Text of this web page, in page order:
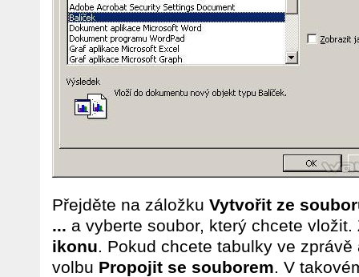
Přejděte na záložku Vytvořit ze
... a vyberte soubor, který chcete
ikonu. Pokud chcete tabulky ve
volbu Propojit se souborem. V